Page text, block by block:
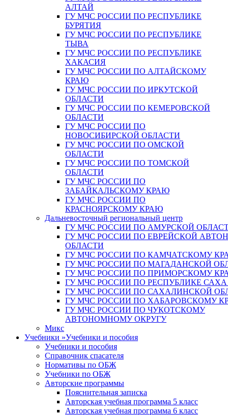
АЛТАЙ
ГУ МЧС РОССИИ ПО РЕСПУБЛИКЕ
БУРЯТИЯ
ГУ МЧС РОССИИ ПО РЕСПУБЛИКЕ
ТЫВА
ГУ МЧС РОССИИ ПО РЕСПУБЛИКЕ
ХАКАСИЯ
ГУ МЧС РОССИИ ПО АЛТАЙСКОМУ
КРАЮ
ГУ МЧС РОССИИ ПО ИРКУТСКОЙ
ОБЛАСТИ
ГУ МЧС РОССИИ ПО КЕМЕРОВСКОЙ
ОБЛАСТИ
ГУ МЧС РОССИИ ПО
НОВОСИБИРСКОЙ ОБЛАСТИ
ГУ МЧС РОССИИ ПО ОМСКОЙ
ОБЛАСТИ
ГУ МЧС РОССИИ ПО ТОМСКОЙ
ОБЛАСТИ
ГУ МЧС РОССИИ ПО
ЗАБАЙКАЛЬСКОМУ КРАЮ
ГУ МЧС РОССИИ ПО
КРАСНОЯРСКОМУ КРАЮ
Дальневосточный региональный центр
ГУ МЧС РОССИИ ПО АМУРСКОЙ
ГУ МЧС РОССИИ ПО ЕВРЕЙСКОЙ
ОБЛАСТИ
ГУ МЧС РОССИИ ПО КАМЧАТСКОМУ
ГУ МЧС РОССИИ ПО МАГАДАНСКОЙ
ГУ МЧС РОССИИ ПО ПРИМОРСКОМУ
ГУ МЧС РОССИИ ПО РЕСПУБЛИКЕ
ГУ МЧС РОССИИ ПО САХАЛИНСКОЙ
ГУ МЧС РОССИИ ПО ХАБАРОВСКОМУ
ГУ МЧС РОССИИ ПО ЧУКОТСКОМУ
АВТОНОМНОМУ ОКРУГУ
Микс
Учебники »Учебники и пособия
Учебники и пособия
Справочник спасателя
Нормативы по ОБЖ
Учебники по ОБЖ
Авторские программы
Пояснительная записка
Авторская учебная программа 5 класс
Авторская учебная программа 6 класс